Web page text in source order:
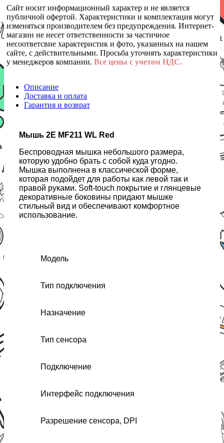
Сайт носит информационный характер и не является
публичной офертой. Характеристики и комплектация могут
изменяться производителем без предупреждения. Интернет-
магазин не несет ответственности за частичное
несоответсвие характеристик и фото, указанных на нашем
сайте, с действительными. Просьба уточнять характеристики
у менеджеров компании. Все цены с учетом НДС.
Описание
Доставка и оплата
Гарантия и возврат
Мышь 2Е MF211 WL Red
Беспроводная мышка небольшого размера,
которую удобно брать с собой куда угодно.
Мышка выполнена в классической форме,
которая подойдет для работы как левой так и
правой руками. Soft-touch покрытие и глянцевые
декоративные боковины придают мышке
стильный вид и обеспечивают комфортное
использование.
Модель
Тип подключения
Назначение
Тип сенсора
Подключение
Интерфейс подключения
Разрешение сенсора, DPI